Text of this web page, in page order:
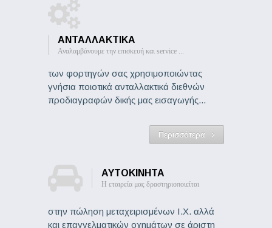
ΑΝΤΑΛΛΑΚΤΙΚΑ
Αναλαμβάνουμε την επισκευή και service ...
των φορτηγών σας χρησιμοποιώντας
γνήσια ποιοτικά ανταλλακτικά διεθνών
προδιαγραφών δικής μας εισαγωγής...
Περισσότερα
ΑΥΤΟΚΙΝΗΤΑ
Η εταιρεία μας δραστηριοποιείται
στην πώληση μεταχειρισμένων Ι.Χ. αλλά
και επαγγελματικών οχημάτων σε άριστη